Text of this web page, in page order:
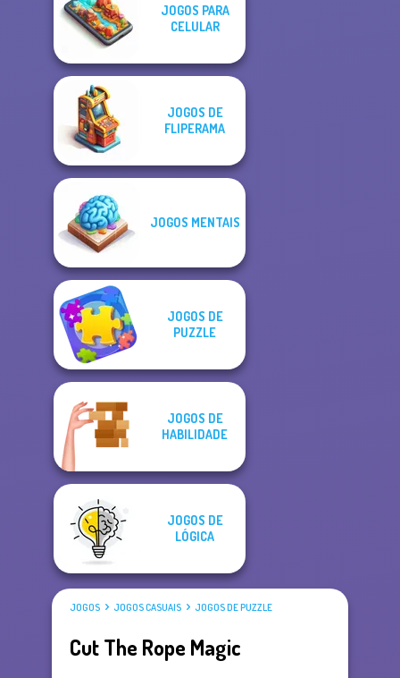
JOGOS PARA
CELULAR
JOGOS DE
FLIPERAMA
JOGOS MENTAIS
JOGOS DE
PUZZLE
JOGOS DE
HABILIDADE
JOGOS DE
LÓGICA
JOGOS JOGOS CASUAIS JOGOS DE PUZZLE
Cut The Rope Magic